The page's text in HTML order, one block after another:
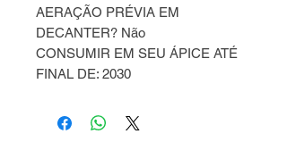
AERAÇÃO PRÉVIA EM
DECANTER? Não
CONSUMIR EM SEU ÁPICE ATÉ
FINAL DE: 2030